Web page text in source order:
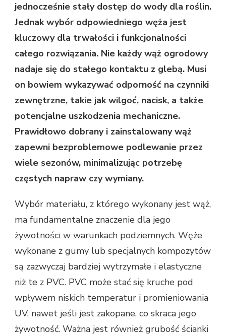
jednocześnie stały dostęp do wody dla roślin.
Jednak wybór odpowiedniego węża jest
kluczowy dla trwałości i funkcjonalności
całego rozwiązania. Nie każdy wąż ogrodowy
nadaje się do stałego kontaktu z glebą. Musi
on bowiem wykazywać odporność na czynniki
zewnętrzne, takie jak wilgoć, nacisk, a także
potencjalne uszkodzenia mechaniczne.
Prawidłowo dobrany i zainstalowany wąż
zapewni bezproblemowe podlewanie przez
wiele sezonów, minimalizując potrzebę
częstych napraw czy wymiany.
Wybór materiału, z którego wykonany jest wąż,
ma fundamentalne znaczenie dla jego
żywotności w warunkach podziemnych. Węże
wykonane z gumy lub specjalnych kompozytów
są zazwyczaj bardziej wytrzymałe i elastyczne
niż te z PVC. PVC może stać się kruche pod
wpływem niskich temperatur i promieniowania
UV, nawet jeśli jest zakopane, co skraca jego
żywotność. Ważna jest również grubość ścianki